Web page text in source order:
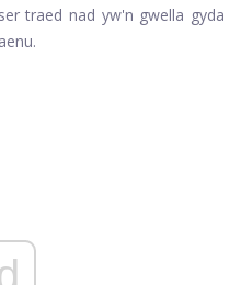
traed nad yw'n gwella gyda